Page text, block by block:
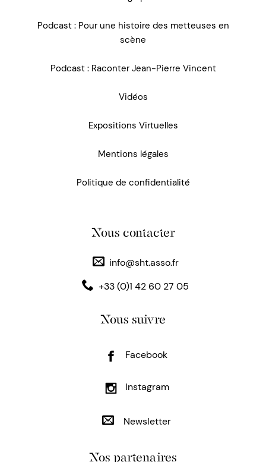
Podcast : Pour une histoire des metteuses en
scène
Podcast : Raconter Jean-Pierre Vincent
Vidéos
Expositions Virtuelles
Mentions légales
Politique de confidentialité
Nous contacter
info@sht.asso.fr
+33 (0)1 42 60 27 05
Nous suivre
Facebook
Instagram
Newsletter
Nos partenaires